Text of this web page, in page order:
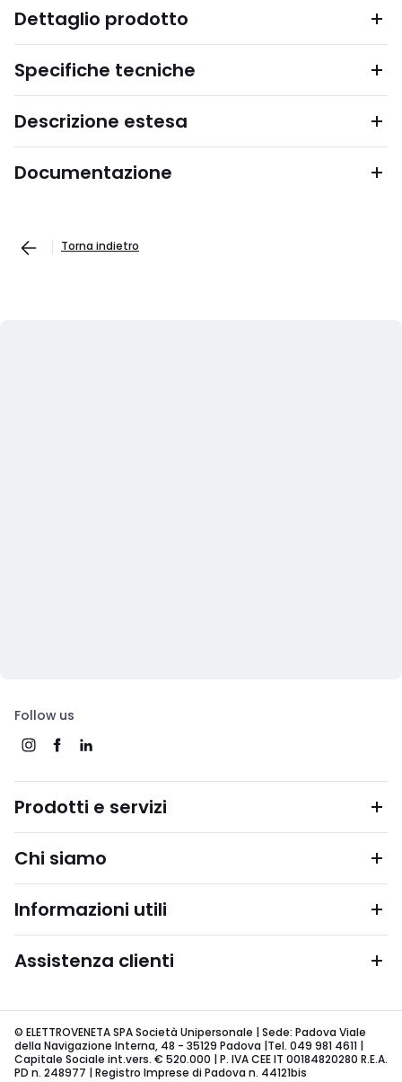
Dettaglio prodotto
Specifiche tecniche
Descrizione estesa
Documentazione
Torna indietro
Follow us
Prodotti e servizi
Chi siamo
Informazioni utili
Assistenza clienti
© ELETTROVENETA SPA Società Unipersonale | Sede: Padova Viale
della Navigazione Interna, 48 - 35129 Padova |Tel. 049 981 4611 |
Capitale Sociale int.vers. € 520.000 | P. IVA CEE IT 00184820280 R.E.A.
PD n. 248977 | Registro Imprese di Padova n. 44121bis